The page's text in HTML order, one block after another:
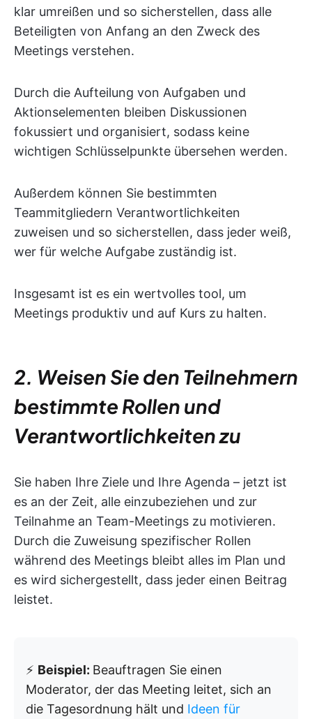
klar umreißen und so sicherstellen, dass alle
Beteiligten von Anfang an den Zweck des
Meetings verstehen.
Durch die Aufteilung von Aufgaben und
Aktionselementen bleiben Diskussionen
fokussiert und organisiert, sodass keine
wichtigen Schlüsselpunkte übersehen werden.
Außerdem können Sie bestimmten
Teammitgliedern Verantwortlichkeiten
zuweisen und so sicherstellen, dass jeder weiß,
wer für welche Aufgabe zuständig ist.
Insgesamt ist es ein wertvolles tool, um
Meetings produktiv und auf Kurs zu halten.
2. Weisen Sie den Teilnehmern
bestimmte Rollen und
Verantwortlichkeiten zu
Sie haben Ihre Ziele und Ihre Agenda – jetzt ist
es an der Zeit, alle einzubeziehen und zur
Teilnahme an Team-Meetings zu motivieren.
Durch die Zuweisung spezifischer Rollen
während des Meetings bleibt alles im Plan und
es wird sichergestellt, dass jeder einen Beitrag
leistet.
⚡ Beispiel: Beauftragen Sie einen
Moderator, der das Meeting leitet, sich an
die Tagesordnung hält und Ideen für